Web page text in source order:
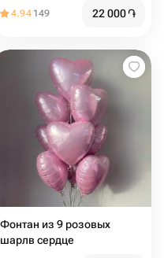
4.94 149 22 000֏
Фонтан из 9 розовых
шарлв сердце